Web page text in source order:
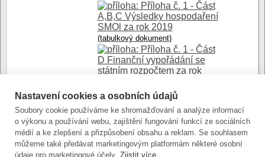
Příloha č. 1 - Část
A,B,C Výsledky hospodaření
SMOl za rok 2019
(tabulkový dokument)
Příloha č. 1 - Část
D Finanční vypořádání se
státním rozpočtem za rok
(tabulkový dokument - Open XML)
Příloha č. 2 -
Zpráva o výsledku
přezkoumání hospodaření za
rok 2019
(stránkový dokument)
Nastavení cookies a osobních údajů
Soubory cookie používáme ke shromažďování a analýze informací
o výkonu a používání webu, zajištění fungování funkcí ze sociálních
médií a ke zlepšení a přizpůsobení obsahu a reklam. Se souhlasem
můžeme také předávat marketingovým platformám některé osobní
údaje pro marketingové účely. Zjistit více